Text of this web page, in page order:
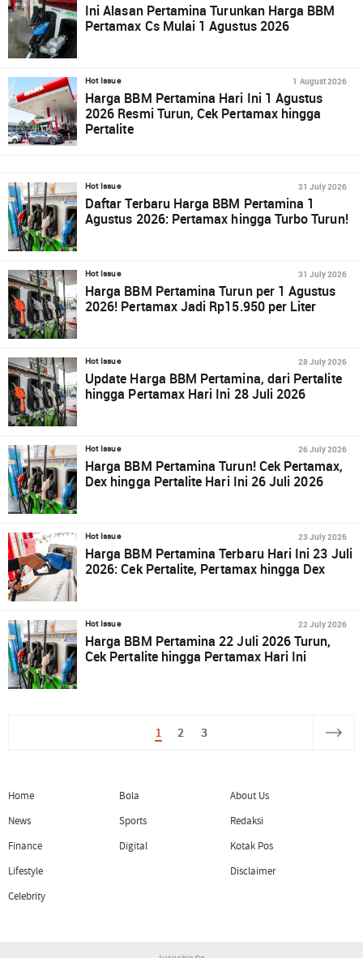
Ini Alasan Pertamina Turunkan Harga BBM
Pertamax Cs Mulai 1 Agustus 2026
Hot Issue 1 August 2026
Harga BBM Pertamina Hari Ini 1 Agustus
2026 Resmi Turun, Cek Pertamax hingga
Pertalite
Hot Issue 31 July 2026
Daftar Terbaru Harga BBM Pertamina 1
Agustus 2026: Pertamax hingga Turbo Turun!
Hot Issue 31 July 2026
Harga BBM Pertamina Turun per 1 Agustus
2026! Pertamax Jadi Rp15.950 per Liter
Hot Issue 28 July 2026
Update Harga BBM Pertamina, dari Pertalite
hingga Pertamax Hari Ini 28 Juli 2026
Hot Issue 26 July 2026
Harga BBM Pertamina Turun! Cek Pertamax,
Dex hingga Pertalite Hari Ini 26 Juli 2026
Hot Issue 23 July 2026
Harga BBM Pertamina Terbaru Hari Ini 23 Juli
2026: Cek Pertalite, Pertamax hingga Dex
Hot Issue 22 July 2026
Harga BBM Pertamina 22 Juli 2026 Turun,
Cek Pertalite hingga Pertamax Hari Ini
1 2 3
Home
News
Finance
Lifestyle
Celebrity
Bola
Sports
Digital
About Us
Redaksi
Kotak Pos
Disclaimer